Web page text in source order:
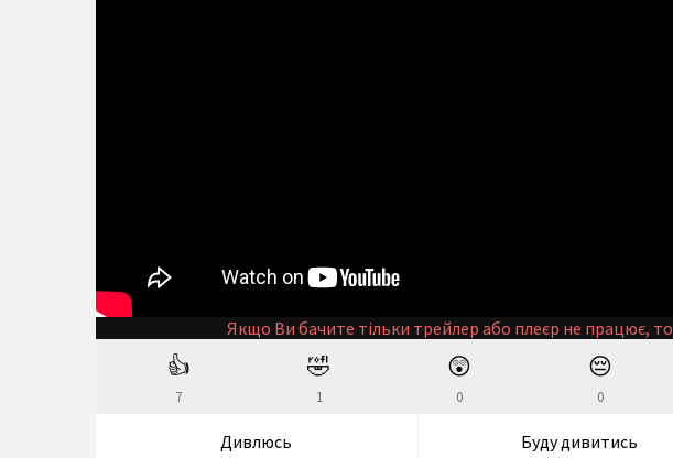
Якщо Ви бачите тільки трейлер або плеєр не працює,
👍
7
🤣
1
😲
0
😔
0
Дивлюсь Буду дивитись